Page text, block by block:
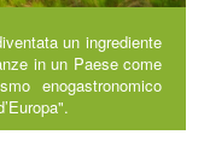
un ingrediente
in un Paese come
enogastronomico